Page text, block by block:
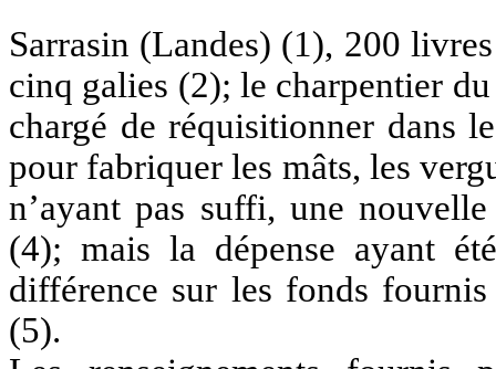
Sarrasin (Landes) (1), 200
cinq galies (2); le charpentier
chargé de réquisitionner dans
pour fabriquer les mâts, les
n’ayant pas suffi, une
(4); mais la dépense ayant
différence sur les fonds
(5).